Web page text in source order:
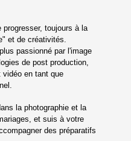
progresser, toujours à la
et de créativités.
passionné par l'image
de post production,
vidéo en tant que
la photographie et la
et suis à votre
des préparatifs